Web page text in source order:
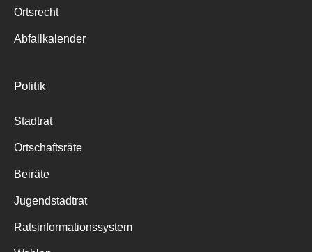
Ortsrecht
Abfallkalender
Politik
Stadtrat
Ortschaftsräte
Beiräte
Jugendstadtrat
Ratsinformationssystem